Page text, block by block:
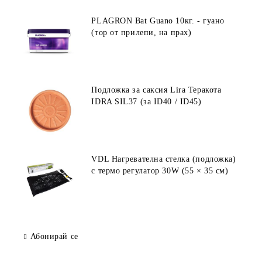
PLAGRON Bat Guano 10кг. - гуано
(тор от прилепи, на прах)
Подложка за саксия Lira Теракота
IDRA SIL37 (за ID40 / ID45)
VDL Нагревателна стелка (подложка)
с термо регулатор 30W (55 × 35 см)
Абонирай се